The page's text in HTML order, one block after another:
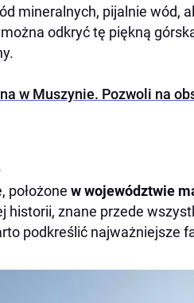
mineralnych, pijalnie wód,
można odkryć tę piękną
w Muszynie. Pozwoli na
położone w województwie
historii, znane przede
podkreślić najważniejsze